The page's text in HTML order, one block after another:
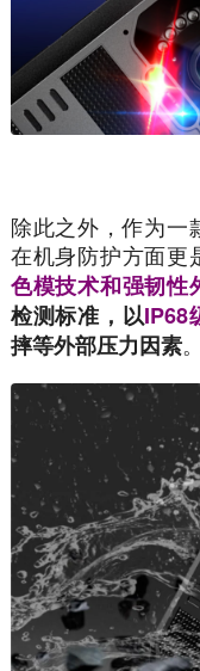
除此之外，作为一
在机身防护方面更
色模技术和强韧性
检测标准，以IP68
摔等外部压力因素。